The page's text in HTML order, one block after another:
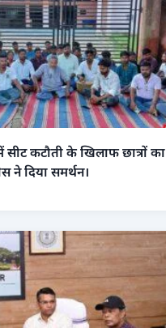
कटौती के खिलाफ छात्रों का
ने दिया समर्थन।